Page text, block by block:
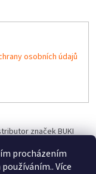
procházením
Více
osobních údajů
značek BUKI